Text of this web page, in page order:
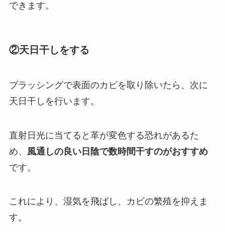
できます。
②天日干しをする
ブラッシングで表面のカビを取り除いたら、次に
天日干しを行います。
直射日光に当てると革が変色する恐れがあるた
め、
風通しの良い日陰で数時間干すのがおすすめ
です。
これにより、湿気を飛ばし、カビの繁殖を抑えま
す。